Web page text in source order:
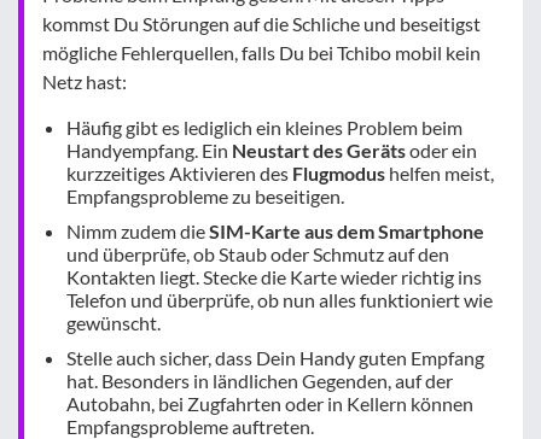
kommst Du Störungen auf die Schliche und beseitigst
mögliche Fehlerquellen, falls Du bei Tchibo mobil kein
Netz hast:
Häufig gibt es lediglich ein kleines Problem beim
Handyempfang. Ein Neustart des Gerätsoder ein
kurzzeitiges Aktivieren des Flugmodus helfen meist,
Empfangsprobleme zu beseitigen.
Nimm zudem dieSIM-Karte aus dem Smartphone
und überprüfe, ob Staub oder Schmutz auf den
Kontakten liegt. Stecke die Karte wieder richtig ins
Telefon und überprüfe, ob nun alles funktioniert wie
gewünscht.
Stelle auch sicher, dass Dein Handy guten Empfang
hat. Besonders in ländlichen Gegenden, auf der
Autobahn, bei Zugfahrten oder in Kellern können
Empfangsprobleme auftreten.